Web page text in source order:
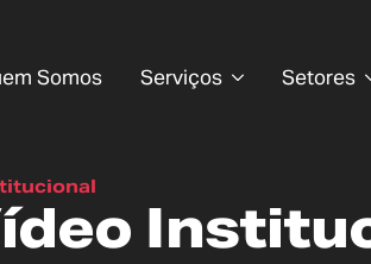
Somos Serviços Setores